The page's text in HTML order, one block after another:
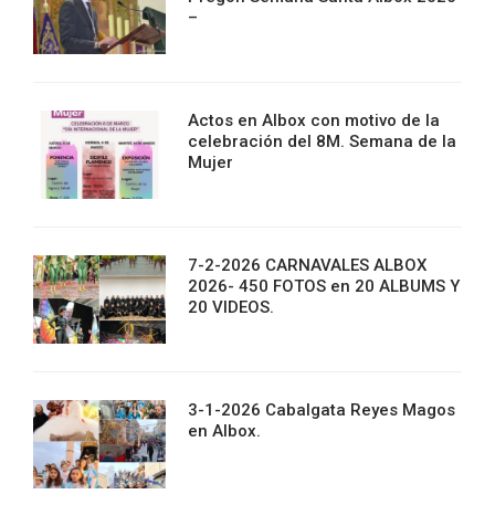
–
Actos en Albox con motivo de la
celebración del 8M. Semana de la
Mujer
7-2-2026 CARNAVALES ALBOX
2026- 450 FOTOS en 20 ALBUMS Y
20 VIDEOS.
3-1-2026 Cabalgata Reyes Magos
en Albox.